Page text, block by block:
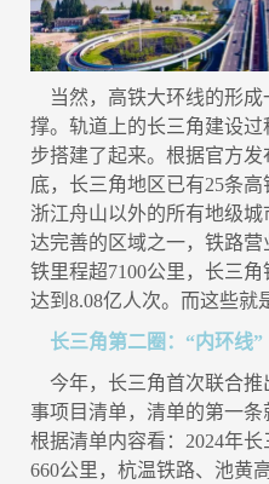
当然，高铁大环线的形成
撑。轨道上的长三角建设
步搭建了起来。根据官方
底，长三角地区已有25条
浙江舟山以外的所有地级
达完善的区域之一，铁路营
铁里程超7100公里，长三
达到8.08亿人次。而这些就
长三角第二圈：“内环线”
今年，长三角首次联合推
事项目清单，清单的第一条
根据清单内容看：2024年
660公里，杭温铁路、池黄